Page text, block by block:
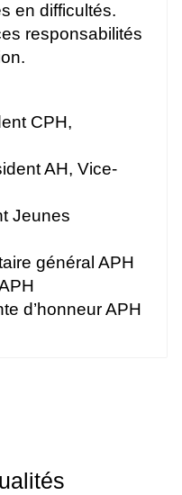
en difficultés.
responsabilités
CPH,
AH, Vice-
Jeunes
général APH
d’honneur APH